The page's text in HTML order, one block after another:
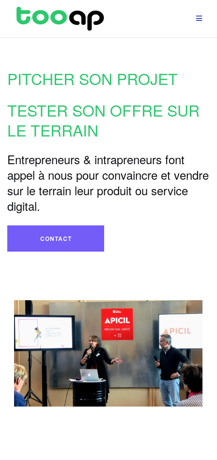
PITCHER SON PROJET
TESTER SON OFFRE SUR
LE TERRAIN
Entrepreneurs & intrapreneurs font
appel à nous pour convaincre et vendre
sur le terrain leur produit ou service
digital.
CONTACT